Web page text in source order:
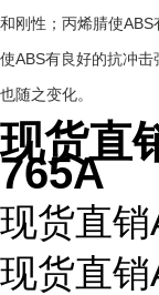
和刚性；丙烯腈使ABS
使ABS有良好的抗冲击
也随之变化。
现货直
765A
现货直
现货直